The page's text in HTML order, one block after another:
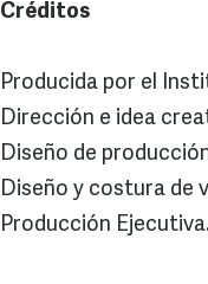
Créditos
Producida por el
Dirección e idea
Diseño de
Diseño y costura de
Producción